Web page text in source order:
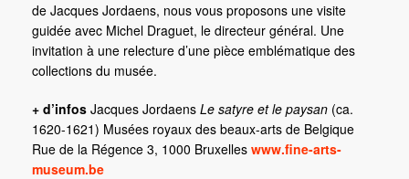
de Jacques Jordaens, nous vous proposons une visite
guidée avec Michel Draguet, le directeur général. Une
invitation à une relecture d’une pièce emblématique des
collections du musée.
+ d’infos Jacques Jordaens Le satyre et le paysan (ca.
1620-1621) Musées royaux des beaux-arts de Belgique
Rue de la Régence 3, 1000 Bruxelles www.fine-arts-
museum.be